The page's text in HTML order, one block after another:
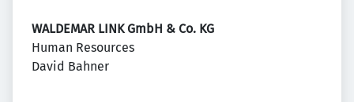
WALDEMAR LINK GmbH & Co. KG
Human Resources
David Bahner